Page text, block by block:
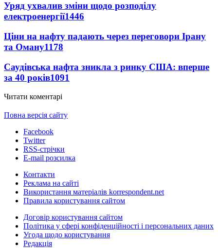
Уряд ухвалив зміни щодо розподілу
електроенергії1446
Ціни на нафту падають через переговори Ірану
та Оману1178
Саудівська нафта зникла з ринку США: вперше
за 40 років1091
Читати коментарі
Повна версія сайту
Facebook
Twitter
RSS-стрічки
E-mail розсилка
Контакти
Реклама на сайті
Використання матеріалів korrespondent.net
Правила користування сайтом
Договір користування сайтом
Політика у сфері конфіденційності і персональних даних
Угода щодо користування
Редакція